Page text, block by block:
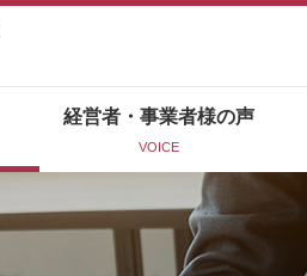
経営者・事業者様の声
VOICE